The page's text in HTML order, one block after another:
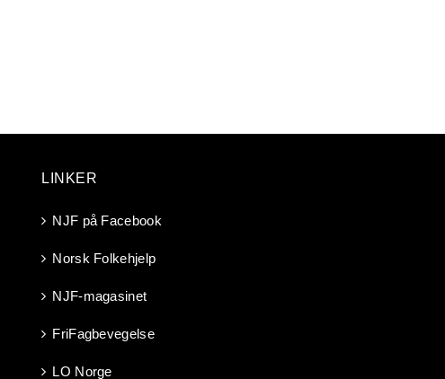
LINKER
NJF på Facebook
Norsk Folkehjelp
NJF-magasinet
FriFagbevegelse
LO Norge